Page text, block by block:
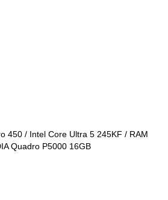
450 / Intel Core Ultra 5 245KF / RAM
Quadro P5000 16GB